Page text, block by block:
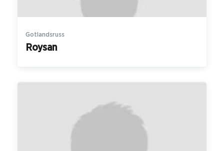
Gotlandsruss
Roysan